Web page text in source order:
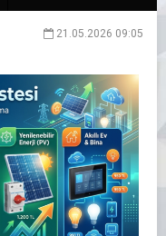
21.05.2026 09:05